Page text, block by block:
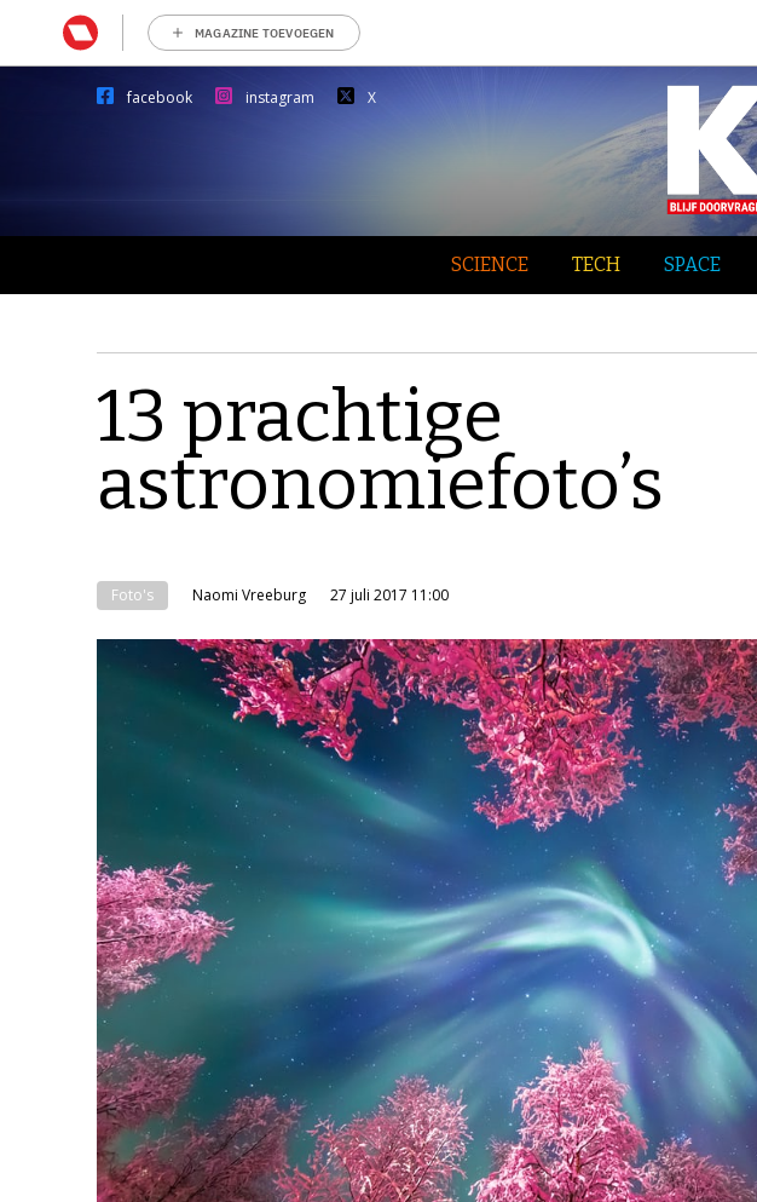
MAGAZINE TOEVOEGEN
facebook instagram X
SCIENCE TECH SPACE
13 prachtige
astronomiefoto’s
Foto's Naomi Vreeburg 27 juli 2017 11:00